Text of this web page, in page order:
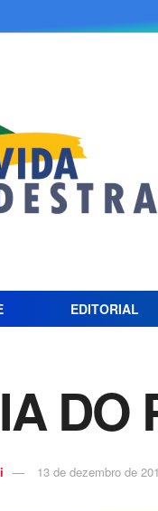
EDITORIAL
DO
13 de dezembro de